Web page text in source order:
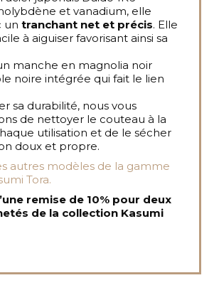
et vanadium, elle
un tranchant net et précis. Elle
à aiguiser favorisant ainsi sa
manche en magnolia noir
noire intégrée qui fait le lien
sa durabilité, nous vous
de nettoyer le couteau à la
utilisation et de le sécher
doux et propre.
autres modèles de la gamme
Tora.
remise de 10% pour deux
de la collection Kasumi